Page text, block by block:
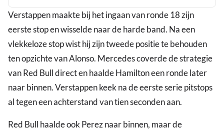
GP
Qatar
Verstappen maakte bij het ingaan van ronde 18 zijn
eerste stop en wisselde naar de harde band. Na een
vlekkeloze stop wist hij zijn tweede positie te behouden
ten opzichte van Alonso. Mercedes coverde de strategie
van Red Bull direct en haalde Hamilton een ronde later
naar binnen. Verstappen keek na de eerste serie pitstops
al tegen een achterstand van tien seconden aan.
Red Bull haalde ook Perez naar binnen, maar de